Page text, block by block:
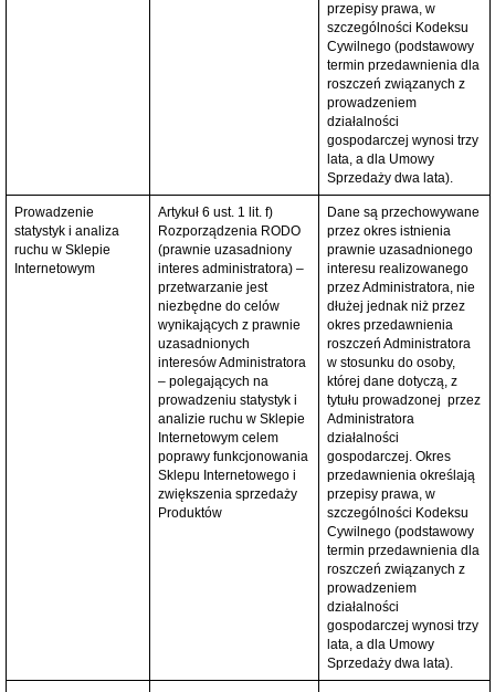
przepisy prawa, w
szczególności Kodeksu
Cywilnego (podstawowy
termin przedawnienia dla
roszczeń związanych z
prowadzeniem
działalności
gospodarczej wynosi trzy
lata, a dla Umowy
Sprzedaży dwa lata).
Prowadzenie
statystyk i analiza
ruchu w Sklepie
Internetowym
Artykuł 6 ust. 1 lit. f)
Rozporządzenia RODO
(prawnie uzasadniony
interes administratora) –
przetwarzanie jest
niezbędne do celów
wynikających z prawnie
uzasadnionych
interesów Administratora
– polegających na
prowadzeniu statystyk i
analizie ruchu w Sklepie
Internetowym celem
poprawy funkcjonowania
Sklepu Internetowego i
zwiększenia sprzedaży
Produktów
Dane są przechowywane
przez okres istnienia
prawnie uzasadnionego
interesu realizowanego
przez Administratora, nie
dłużej jednak niż przez
okres przedawnienia
roszczeń Administratora
w stosunku do osoby,
której dane dotyczą, z
tytułu prowadzonej przez
Administratora
działalności
gospodarczej. Okres
przedawnienia określają
przepisy prawa, w
szczególności Kodeksu
Cywilnego (podstawowy
termin przedawnienia dla
roszczeń związanych z
prowadzeniem
działalności
gospodarczej wynosi trzy
lata, a dla Umowy
Sprzedaży dwa lata).